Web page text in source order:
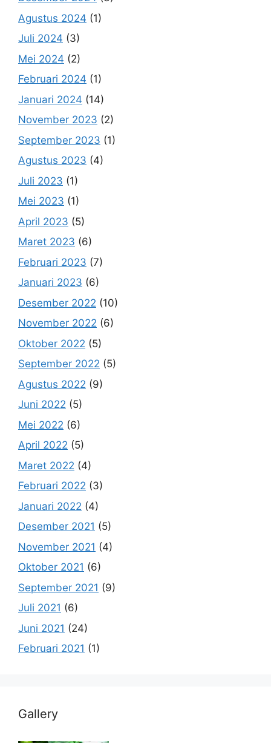
Agustus 2024 (1)
Juli 2024 (3)
Mei 2024 (2)
Februari 2024 (1)
Januari 2024 (14)
November 2023 (2)
September 2023 (1)
Agustus 2023 (4)
Juli 2023 (1)
Mei 2023 (1)
April 2023 (5)
Maret 2023 (6)
Februari 2023 (7)
Januari 2023 (6)
Desember 2022 (10)
November 2022 (6)
Oktober 2022 (5)
September 2022 (5)
Agustus 2022 (9)
Juni 2022 (5)
Mei 2022 (6)
April 2022 (5)
Maret 2022 (4)
Februari 2022 (3)
Januari 2022 (4)
Desember 2021 (5)
November 2021 (4)
Oktober 2021 (6)
September 2021 (9)
Juli 2021 (6)
Juni 2021 (24)
Februari 2021 (1)
Gallery